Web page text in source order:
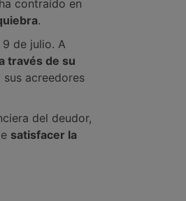
contraído en
.
de julio. A
través de su
sus acreedores
del deudor,
satisfacer la